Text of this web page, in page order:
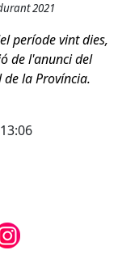
2021
període vint dies,
de l'anunci del
la Província.